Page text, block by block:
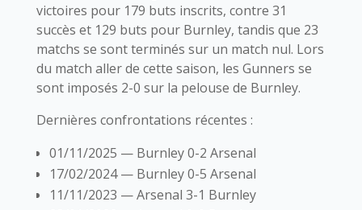
victoires pour 179 buts inscrits, contre 31
succès et 129 buts pour Burnley, tandis que 23
matchs se sont terminés sur un match nul. Lors
du match aller de cette saison, les Gunners se
sont imposés 2-0 sur la pelouse de Burnley.
Dernières confrontations récentes :
01/11/2025 — Burnley 0-2 Arsenal
17/02/2024 — Burnley 0-5 Arsenal
11/11/2023 — Arsenal 3-1 Burnley